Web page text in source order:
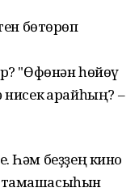
бөтөрөп
"Өфөнән һөйөү
ҡарайһың? –
Һәм беҙҙең кино
тамашасыһын